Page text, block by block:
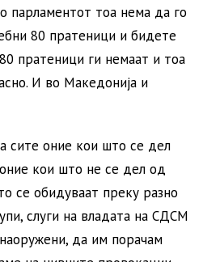
тоа нема да го
80 пратеници и бидете
пратеници ги немаат и тоа
И во Македонија и
сите оние кои што се дел
кои што не се дел од
се обидуваат преку разно
слуги на владата на СДСМ
да им порачам